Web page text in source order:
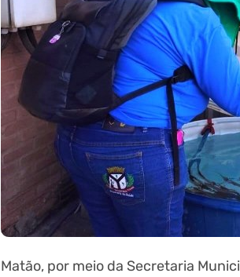
por meio da Secretaria